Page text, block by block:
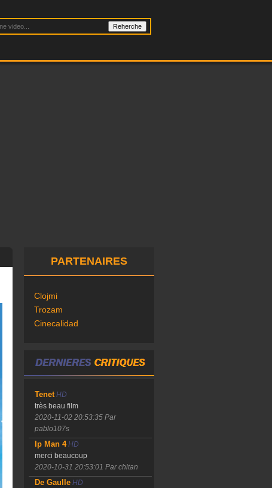
PARTENAIRES
Clojmi
Trozam
Cinecalidad
TenetHD
très beau film
2020-11-02 20:53:35 Par
pablo107s
Ip Man 4HD
merci beaucoup
2020-10-31 20:53:01 Par chitan
De GaulleHD